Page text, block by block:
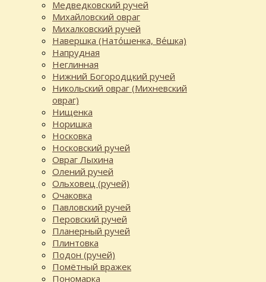
Медведковский ручей
Михайловский овраг
Михалковский ручей
Навершка (Нато́шенка, Ве́шка)
Напрудная
Неглинная
Нижний Богородцкий ручей
Никольский овраг (Михневский
овраг)
Нищенка
Норишка
Носковка
Носковский ручей
Овраг Лыхина
Олений ручей
Ольховец (ручей)
Очаковка
Павловский ручей
Перовский ручей
Планерный ручей
Плинтовка
Подон (ручей)
Помётный вражек
Пономарка